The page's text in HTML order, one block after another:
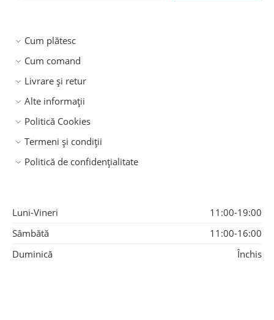
Cum plătesc
Cum comand
Livrare și retur
Alte informații
Politică Cookies
Termeni și condiții
Politică de confidențialitate
Luni-Vineri
11:00-19:00
Sâmbătă
11:00-16:00
Duminică
Închis